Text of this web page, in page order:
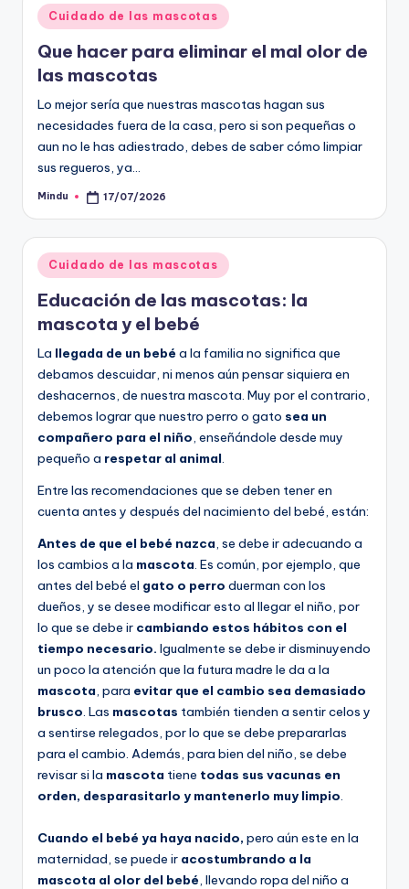
Publicado
en
Cuidado de las mascotas
Que hacer para eliminar el mal olor de
las mascotas
Lo mejor sería que nuestras mascotas hagan sus
necesidades fuera de la casa, pero si son pequeñas o
aun no le has adiestrado, debes de saber cómo limpiar
sus regueros, ya…
Publicado
Mindu 17/07/2026
Publicado
en
Cuidado de las mascotas
Educación de las mascotas: la
mascota y el bebé
La llegada de un bebé a la familia no significa que
debamos descuidar, ni menos aún pensar siquiera en
deshacernos, de nuestra mascota. Muy por el contrario,
debemos lograr que nuestro perro o gato sea un
compañero para el niño, enseñándole desde muy
pequeño a respetar al animal.
Entre las recomendaciones que se deben tener en
cuenta antes y después del nacimiento del bebé, están:
Antes de que el bebé nazca, se debe ir adecuando a
los cambios a la mascota. Es común, por ejemplo, que
antes del bebé el gato o perro duerman con los
dueños, y se desee modificar esto al llegar el niño, por
lo que se debe ir cambiando estos hábitos con el
tiempo necesario. Igualmente se debe ir disminuyendo
un poco la atención que la futura madre le da a la
mascota, para evitar que el cambio sea demasiado
brusco. Las mascotas también tienden a sentir celos y
a sentirse relegados, por lo que se debe prepararlas
para el cambio. Además, para bien del niño, se debe
revisar si la mascota tiene todas sus vacunas en
orden, desparasitarlo y mantenerlo muy limpio.
Cuando el bebé ya haya nacido, pero aún este en la
maternidad, se puede ir acostumbrando a la
mascota al olor del bebé, llevando ropa del niño a